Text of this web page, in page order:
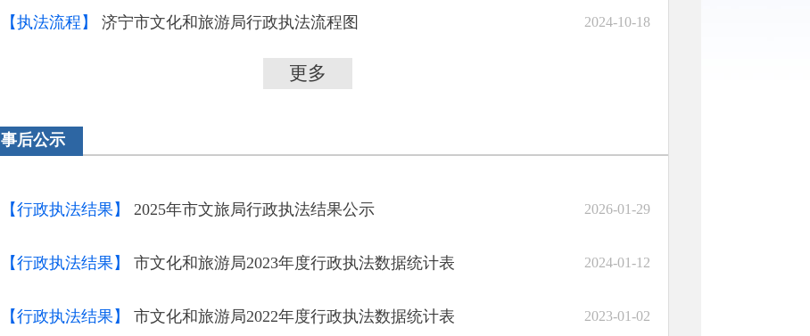
【执法流程】 济宁市文化和旅游局行政执法流程图 2024-10-18
更多
事后公示
【行政执法结果】 2025年市文旅局行政执法结果公示 2026-01-29
【行政执法结果】 市文化和旅游局2023年度行政执法数据统计表 2024-01-12
【行政执法结果】 市文化和旅游局2022年度行政执法数据统计表 2023-01-02